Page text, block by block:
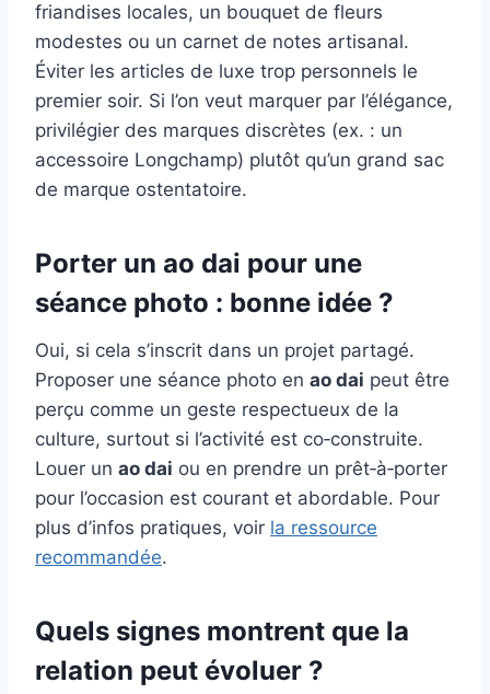
friandises locales, un bouquet de fleurs
modestes ou un carnet de notes artisanal.
Éviter les articles de luxe trop personnels le
premier soir. Si l’on veut marquer par l’élégance,
privilégier des marques discrètes (ex. : un
accessoire Longchamp) plutôt qu’un grand sac
de marque ostentatoire.
Porter un ao dai pour une
séance photo : bonne idée ?
Oui, si cela s’inscrit dans un projet partagé.
Proposer une séance photo en ao dai peut être
perçu comme un geste respectueux de la
culture, surtout si l’activité est co‑construite.
Louer un ao dai ou en prendre un prêt‑à‑porter
pour l’occasion est courant et abordable. Pour
plus d’infos pratiques, voir la ressource
recommandée.
Quels signes montrent que la
relation peut évoluer ?